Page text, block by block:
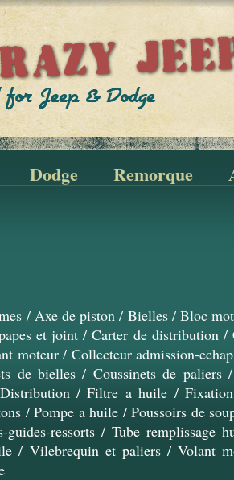
Dodge Remorque
/ Axe de piston / Bielles/Bloc
et joint /Carter de distribution/
moteur/ Collecteur admission-echap
de bielles / Coussinets de paliers
Distribution/Filtre a huile /
/ Pompe a huile / Poussoirs de
guides-ressorts / Tube remplissage
/ Vilebrequin et paliers/Volant